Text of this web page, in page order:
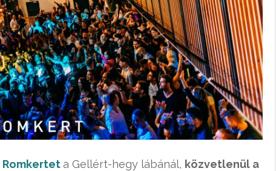
Romkertet a Gellért-hegy lábánál, közvetlenül a